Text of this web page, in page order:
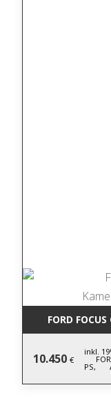
FORD
10.450 €
inkl.
PS,